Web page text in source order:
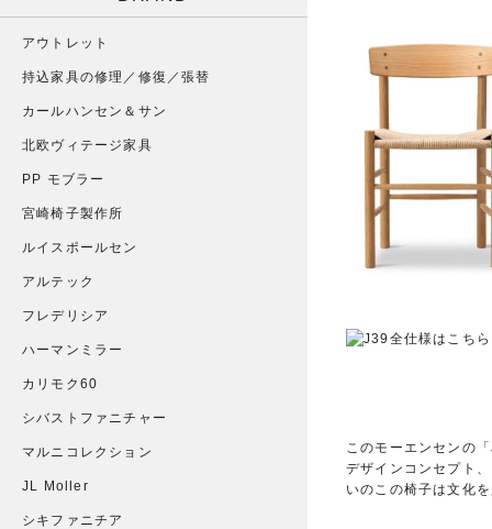
このモーエンセンの
デザインコンセプト
いのこの椅子は文化
アウトレット
持込家具の修理／修復／張替
カールハンセン＆サン
北欧ヴィテージ家具
PP モブラー
宮崎椅子製作所
ルイスポールセン
アルテック
フレデリシア
ハーマンミラー
カリモク60
シバストファニチャー
マルニコレクション
JL Moller
シキファニチア